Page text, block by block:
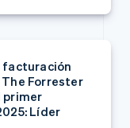
facturación
Forrester
primer
Líder